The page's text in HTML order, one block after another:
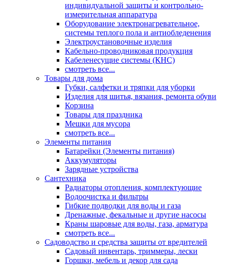
индивидуальной защиты и контрольно-
измерительная аппаратура
Оборудование электронагревательное,
системы теплого пола и антиобледенения
Электроустановочные изделия
Кабельно-проводниковая продукция
Кабеленесущие системы (КНС)
смотреть все...
Товары для дома
Губки, салфетки и тряпки для уборки
Изделия для шитья, вязания, ремонта обуви
Корзина
Товары для праздника
Мешки для мусора
смотреть все...
Элементы питания
Батарейки (Элементы питания)
Аккумуляторы
Зарядные устройства
Сантехника
Радиаторы отопления, комплектующие
Водоочистка и фильтры
Гибкие подводки для воды и газа
Дренажные, фекальные и другие насосы
Краны шаровые для воды, газа, арматура
смотреть все...
Садоводство и средства защиты от вредителей
Садовый инвентарь, триммеры, лески
Горшки, мебель и декор для сада